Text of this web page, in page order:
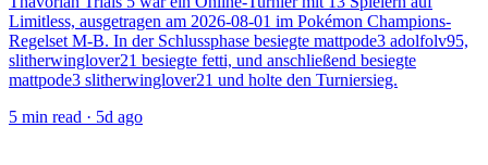
Limitless, ausgetragen am 2026-08-01 im Pokémon Champions-
Regelset M-B. In der Schlussphase besiegte mattpode3 adolfolv95,
slitherwinglover21 besiegte fetti, und anschließend besiegte
mattpode3 slitherwinglover21 und holte den Turniersieg.
5 min read · 5d ago